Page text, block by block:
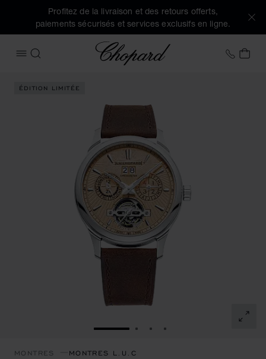
Profitez de la livraison et des retours offerts,
paiements sécurisés et services exclusifs en ligne.
OUVRIR LE MENU
RECHERCHER
Chopard +41
ALLER À LA DIAPOSITIVE 1
ALLER À LA DIAPOSITIVE
ALLER À LA
ALLER À LA
ÉDITION LIMITÉE
MONTRES MONTRES L.U.C